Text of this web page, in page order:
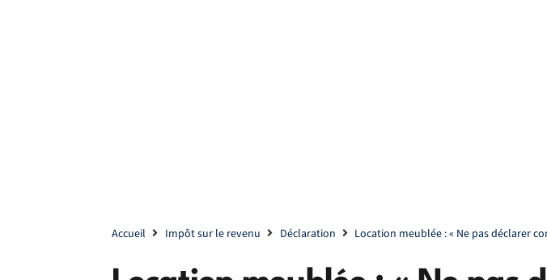
Accueil Impôt sur le revenu Déclaration Location meublée : « Ne pas déclarer